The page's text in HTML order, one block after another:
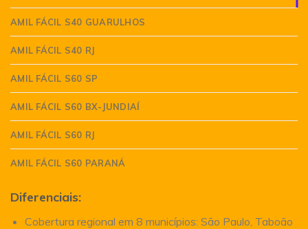
AMIL FÁCIL S40 GUARULHOS
AMIL FÁCIL S40 RJ
AMIL FÁCIL S60 SP
AMIL FÁCIL S60 BX-JUNDIAÍ
AMIL FÁCIL S60 RJ
AMIL FÁCIL S60 PARANÁ
Diferenciais:
Cobertura regional em 8 municípios: São Paulo, Taboão